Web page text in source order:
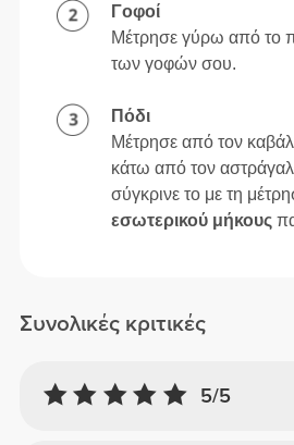
Συνολικές κριτικές
5/5
Γοφοί
Μέτρησε γύρω από το
των γοφών σου.
Πόδι
Μέτρησε από τον
κάτω από τον
σύγκρινε το με τη
εσωτερικού μήκους